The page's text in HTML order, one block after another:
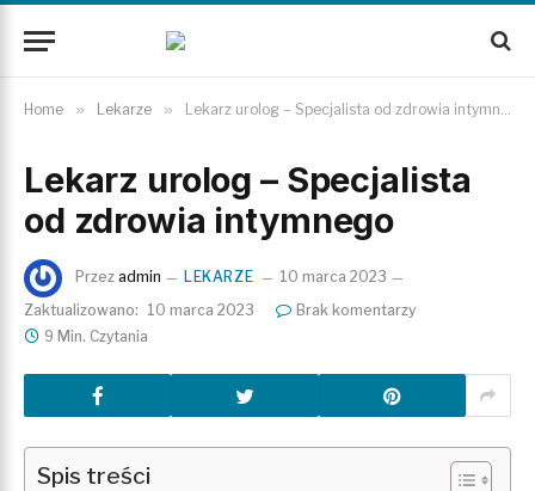
Home » Lekarze » Lekarz urolog – Specjalista od zdrowia intymnego
Lekarz urolog – Specjalista
od zdrowia intymnego
Przez admin LEKARZE
10 marca 2023
Zaktualizowano: 10 marca 2023
Brak komentarzy
9 Min. Czytania
Spis treści